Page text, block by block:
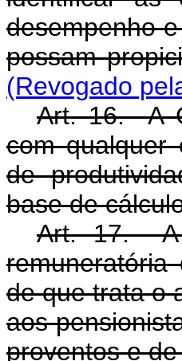
desempenho
possam
(Revogado
Art. 16. A
com qualquer
de
base de
Art. 17. A
de que trata o
aos
proventos e